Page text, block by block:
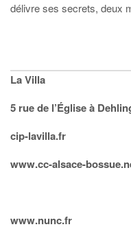
délivre ses secrets, deux
La Villa
5 rue de l’Église à
cip-lavilla.fr
www.cc-alsace-
www.nunc.fr